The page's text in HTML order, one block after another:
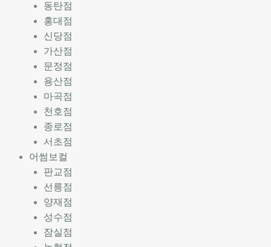
동탄점
홍대점
신당점
가산점
문정점
용산점
마곡점
천호점
종로점
서초점
어썸보컬
판교점
선릉점
양재점
성수점
잠실점